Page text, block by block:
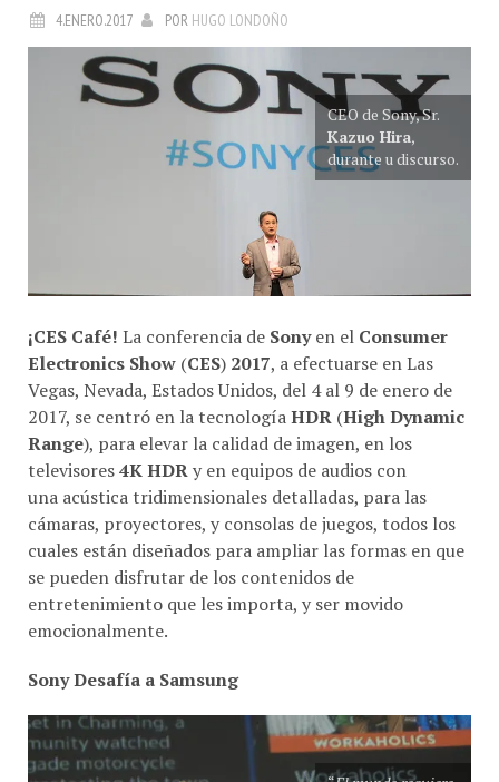
4.ENERO.2017 POR HUGO LONDOÑO
CEO de Sony, Sr.
Kazuo Hira,
durante u discurso.
¡CES Café! La conferencia de Sonyen el Consumer
Electronics Show (CES) 2017 , a efectuarse en Las
Vegas, Nevada, Estados Unidos, del 4 al 9 de enero de
2017, se centró en la tecnología HDR (High Dynamic
Range), para elevar la calidad de imagen, en los
televisores 4K HDR y en equipos de audios con
una acústica tridimensionales detalladas, para las
cámaras, proyectores, y consolas de juegos, todos los
cuales están diseñados para ampliar las formas en que
se pueden disfrutar de los contenidos de
entretenimiento que les importa, y ser movido
emocionalmente.
Sony Desafía a Samsung
“El mundo requiere